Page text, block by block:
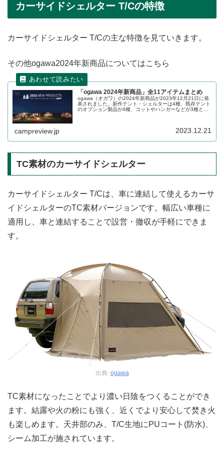
カーサイドシェルター T/Cの特徴
カーサイドシェルター T/Cの主な特徴を見ていきます。
その他ogawa2024年新商品についてはこちら
「ogawa 2024年新商品」全11アイテムまとめ
ogawa（オガワ）の2024年新商品が2023年12月21日に発
表されました。新作テント・シェルターは4種、既存テント
のオプション製品が4種、コットやハンガーなどが3種とい
campreview.jp 2023.12.21
TC素材のカーサイドシェルター
カーサイドシェルター T/Cは、車に連結して使えるカーサ
イドシェルターのTC素材バージョンです。幅広い車種に
適用し、車と連結することで設営・撤収が手軽にできま
す。
出典: ogawa
TC素材になったことでより濃い日陰をつくることができ
ます。結露や火の粉にも強く、近くでより安心して焚き火
も楽しめます。天井部のみ、T/C生地にPUコート(防水)、
シーム加工が施されています。